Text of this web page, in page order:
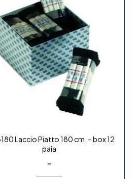
Laccio Piatto 180 cm. – box 12
paia
-